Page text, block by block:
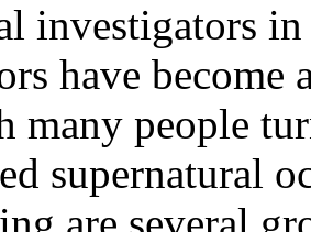
investigators
have become
many people
supernatural